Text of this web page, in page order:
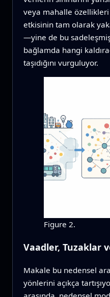
veya mahalle
etkisinin tam olarak
—yine de bu
bağlamda hangi
taşıdığını vurguluyor.
Figure 2.
Vaadler, Tuzaklar
Makale bu nedensel
yönlerini açıkça